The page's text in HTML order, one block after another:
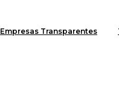
Empresas Transparentes